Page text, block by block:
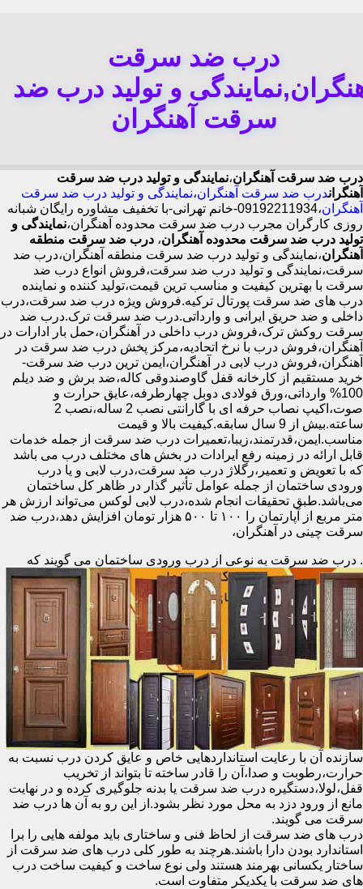
درب ضد سرقت
و تولید درب ضد
سرقت آهنگران
درب ضد سرقت آهنگران،نمایندگی و تولید درب ضد سرقت
آهنگراندرب ضد سرقت آهنگران،نمایندگی و تولید درب ضد سرقت
آهنگران
،09192211934-خانم تهرانی-با تخفیف مشاوره رایگان شبانه
روزی کارگران مجرب درب ضد سرقت محدوده آهنگران،نمایندگی و
تولید درب ضد سرقت محدوده آهنگران، درب ضد سرقت منطقه
آهنگران،نمایندگی و تولید درب ضد سرقت منطقه آهنگران،درب ضد
سرقت،نمایندگی و تولید درب ضد سرقت،فروش انواع درب ضد
سرقت با بهترین کیفیت و مناسب ترین قیمت،تولید کننده و نماینده
درب های ضد سرقت پورتال ترکیه.فروش ویژه درب ضد سرقت،درب
داخلی و ضد حریق ایرانی و وارداتی.درب ضد سرقت ترک.درب ضد
سرقت روکش ترک،فروش درب داخلی در آهنگران،حمل بار ادارات در
آهنگران،فروش درب با نرخ اتحادیه،مرکز پخش درب ضد سرقت در
آهنگران،فروش درب لابی در آهنگران،ایمن ترین درب ضد سرقت-
خرید مستقیم از کارخانه قفل گاوصندوقی کاله،ضد برش و ضد دیلم
100% وارداتی،ورق فولادی دوبل چهارطرفه،عایق حرارت و
صوت،اکیپ نصاب حرفه ای با گارانتی نصب 2 ساله،نصب 2
ساعته.بیش از 9 سال سابقه.کیفیت بالا و قیمت
مناسب.ایمن،قدرتمند،زیبا،تعمیرات درب ضد سرقت از جمله خدمات
قابل ارائه در زمینه رفع ایرادات در بخش های مختلف درب می باشد
که با تعویض و تعمیر،رگلاژ درب ضد سرقت،درب لابی و یا درب
ورودی ساختمان از جمله عوامل تأثیر گذار در ظاهر کل ساختمان
می‌باشد.طبق تحقیقات انجام شده،درب لابی لوکس می‌تواند ارزش هر
متر مربع از آپارتمان را ۱۰۰ تا ۵۰۰ هزار تومان افزایش دهد،درب ضد
سرقت چینی در آهنگران،
. درب ضد سرقت به نوعی از درب ورودی ساختمان می گویند که
سازنده آن با رعایت استانداردهایی خاص و عایق کردن درب نسبت به
حرارت،رطوبت و صدا،آن را قادر ساخته تا بتواند از تخریب
قفل،لولا،دستگیره درب ضد سرقت یا بدنه جلوگیری کرده و در نهایت
مانع از ورود دزد به محل مورد نظر بشود.از این رو به آن ها درب ضد
سرقت می گویند.
درب های ضد سرقت از لحاظ فنی و ساختاری باید مولفه هایی را برا
استاندارد بودن دارا باشند.هرچند به طور کلی درب های ضد سرقت از
ساختار یکسانی بهرمند هستند ولی نوع ساخت و کیفیت ساخت درب
های ضد سرقت با یکدیکر متفاوت است.